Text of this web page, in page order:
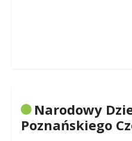
Narodowy
Poznańskiego